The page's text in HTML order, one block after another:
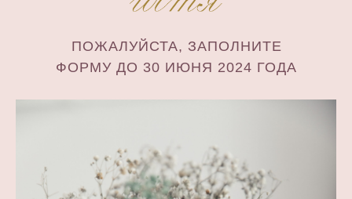
ПОЖАЛУЙСТА, ЗАПОЛНИТЕ
ФОРМУ ДО 30 ИЮНЯ 2024 ГОДА